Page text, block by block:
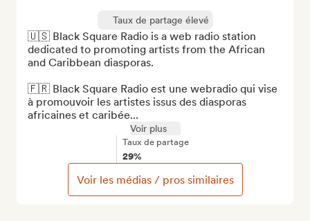
Taux de partage élevé
🇺🇸 Black Square Radio is a web radio station
dedicated to promoting artists from the African
and Caribbean diasporas.
🇫🇷 Black Square Radio est une webradio qui vise
à promouvoir les artistes issus des diasporas
africaines et caribée...
Voir plus
Taux de partage
29%
Voir les médias / pros similaires